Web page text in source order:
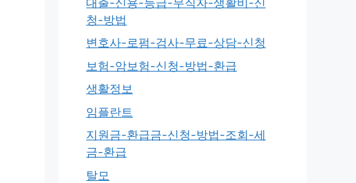
청-방법
변호사-로펌-검사-무료-상담-신청
보험-암보험-신청-방법-환급
생활정보
임플란트
지원금-환급금-신청-방법-조회-세
금-환급
탈모